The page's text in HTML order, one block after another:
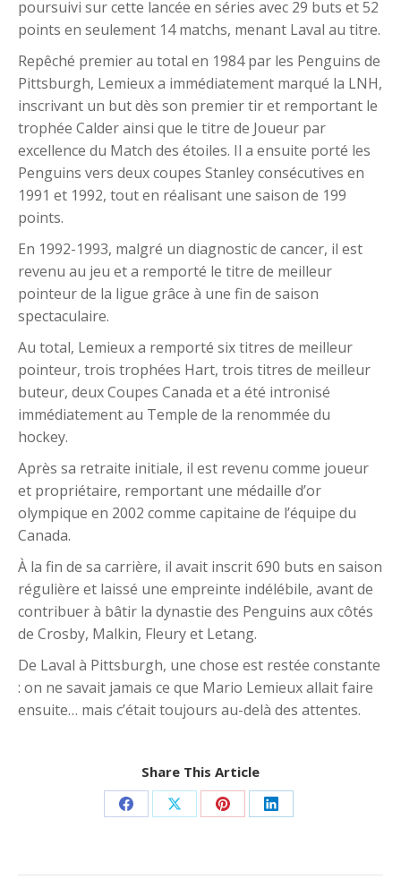
poursuivi sur cette lancée en séries avec 29 buts et 52
points en seulement 14 matchs, menant Laval au titre.
Repêché premier au total en 1984 par les Penguins de
Pittsburgh, Lemieux a immédiatement marqué la LNH,
inscrivant un but dès son premier tir et remportant le
trophée Calder ainsi que le titre de Joueur par
excellence du Match des étoiles. Il a ensuite porté les
Penguins vers deux coupes Stanley consécutives en
1991 et 1992, tout en réalisant une saison de 199
points.
En 1992-1993, malgré un diagnostic de cancer, il est
revenu au jeu et a remporté le titre de meilleur
pointeur de la ligue grâce à une fin de saison
spectaculaire.
Au total, Lemieux a remporté six titres de meilleur
pointeur, trois trophées Hart, trois titres de meilleur
buteur, deux Coupes Canada et a été intronisé
immédiatement au Temple de la renommée du
hockey.
Après sa retraite initiale, il est revenu comme joueur
et propriétaire, remportant une médaille d’or
olympique en 2002 comme capitaine de l’équipe du
Canada.
À la fin de sa carrière, il avait inscrit 690 buts en saison
régulière et laissé une empreinte indélébile, avant de
contribuer à bâtir la dynastie des Penguins aux côtés
de Crosby, Malkin, Fleury et Letang.
De Laval à Pittsburgh, une chose est restée constante
: on ne savait jamais ce que Mario Lemieux allait faire
ensuite… mais c’était toujours au-delà des attentes.
Share This Article
Share Share Share Share
Post